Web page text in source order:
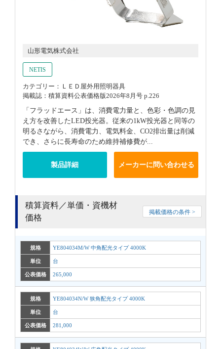
山形電気株式会社
NETIS
カテゴリー：ＬＥＤ屋外用照明器具
掲載誌：積算資料公表価格版2026年8月号 p.226
「フラッドエース」は、消費電力量と、色彩・色調の見
え方を改善したLED投光器。従来の1kW投光器と同等の
明るさながら、消費電力、電気料金、CO2排出量は削減
でき、さらに長寿命のため維持補修費が...
製品詳細 メーカーに問い合わせる
積算資料／単価・資機材
価格
掲載価格の条件 >
規格 YE804034M/W 中角配光タイプ 4000K
単位 台
公表価格 265,000
規格 YE804034N/W 狭角配光タイプ 4000K
単位 台
公表価格 281,000